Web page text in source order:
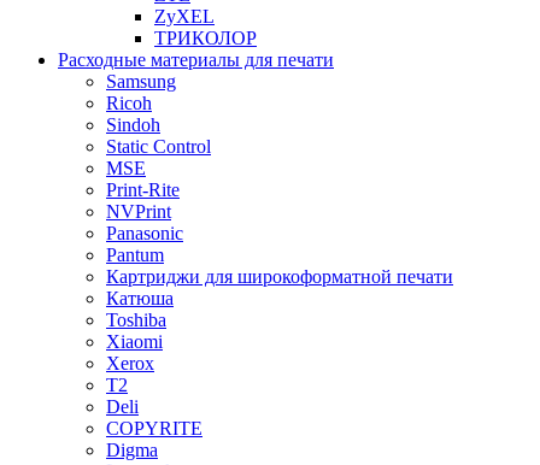
ZyXEL
ТРИКОЛОР
Расходные материалы для печати
Samsung
Ricoh
Sindoh
Static Control
MSE
Print-Rite
NVPrint
Panasonic
Pantum
Картриджи для широкоформатной печати
Катюша
Toshiba
Xiaomi
Xerox
T2
Deli
COPYRITE
Digma